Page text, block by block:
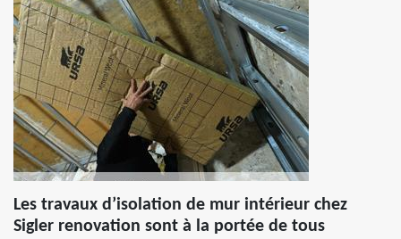
Les travaux d’isolation de mur intérieur chez
Sigler renovation sont à la portée de tous